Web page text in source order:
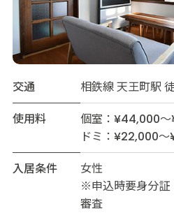
交通
相鉄線 天王町駅
使用料
個室：¥44,000
ドミ：¥22,000
入居条件
女性
※申込時要身分証
審査